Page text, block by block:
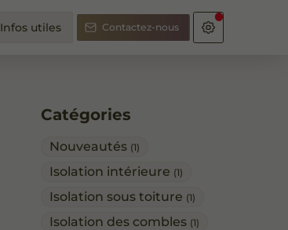
Infos utiles Contactez-nous
Catégories
Nouveautés (1)
Isolation intérieure (1)
Isolation sous toiture (1)
Isolation des combles (1)